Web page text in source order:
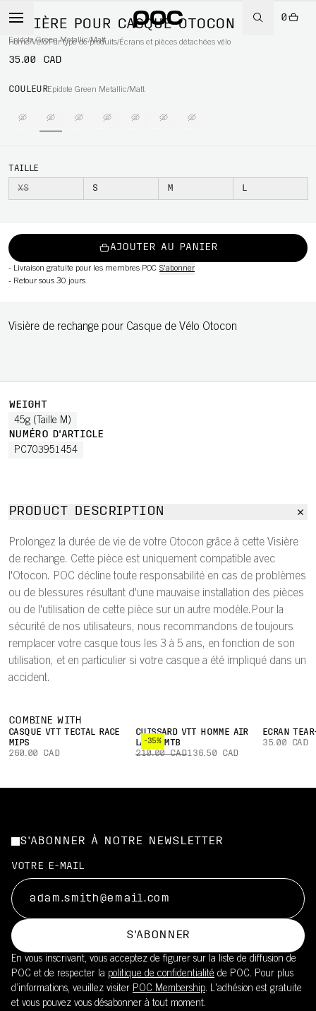
0
Home/Vélo/Par type de produits/Écrans et pièces détachées vélo
VISIÈRE POUR CASQUE OTOCON
Epidote Green Metallic/Matt
35.00 CAD
COULEUREpidote Green Metallic/Matt
TAILLE
XS S M L
AJOUTER AU PANIER
- Livraison gratuite pour les membres POC S'abonner
- Retour sous 30 jours
Visière de rechange pour Casque de Vélo Otocon
WEIGHT
45g (Taille M)
NUMÉRO D'ARTICLE
PC703951454
PRODUCT DESCRIPTION
Prolongez la durée de vie de votre Otocon grâce à cette Visière
de rechange. Cette pièce est uniquement compatible avec
l'Otocon. POC décline toute responsabilité en cas de problèmes
ou de blessures résultant d'une mauvaise installation des pièces
ou de l'utilisation de cette pièce sur un autre modèle.Pour la
sécurité de nos utilisateurs, nous recommandons de toujours
remplacer votre casque tous les 3 à 5 ans, en fonction de son
utilisation, et en particulier si votre casque a été impliqué dans un
accident.
COMBINE WITH
CASQUE VTT TECTAL RACE
MIPS
260.00 CAD
-35%
CUISSARD VTT HOMME AIR
LAYER MTB
210.00 CAD136.50 CAD
ÉCRAN
35.00 CAD
S'ABONNER À NOTRE NEWSLETTER
VOTRE E-MAIL
S'ABONNER
En vous inscrivant, vous acceptez de figurer sur la liste de diffusion de
POC et de respecter la politique de confidentialité de POC. Pour plus
d’informations, veuillez visiter POC Membership. L'adhésion est gratuite
et vous pouvez vous désabonner à tout moment.